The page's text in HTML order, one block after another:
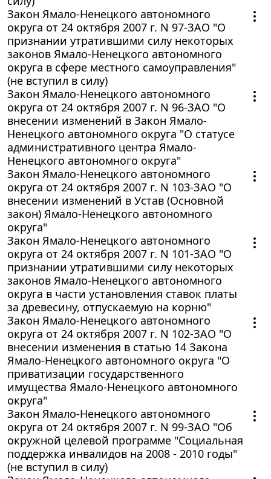
Закон Ямало-Ненецкого автономного
округа от 24 октября 2007 г. N 97-ЗАО "О
признании утратившими силу некоторых
законов Ямало-Ненецкого автономного
округа в сфере местного самоуправления"
(не вступил в силу)
Закон Ямало-Ненецкого автономного
округа от 24 октября 2007 г. N 96-ЗАО "О
внесении изменений в Закон Ямало-
Ненецкого автономного округа "О статусе
административного центра Ямало-
Ненецкого автономного округа"
Закон Ямало-Ненецкого автономного
округа от 24 октября 2007 г. N 103-ЗАО "О
внесении изменений в Устав (Основной
закон) Ямало-Ненецкого автономного
округа"
Закон Ямало-Ненецкого автономного
округа от 24 октября 2007 г. N 101-ЗАО "О
признании утратившими силу некоторых
законов Ямало-Ненецкого автономного
округа в части установления ставок платы
за древесину, отпускаемую на корню"
Закон Ямало-Ненецкого автономного
округа от 24 октября 2007 г. N 102-ЗАО "О
внесении изменения в статью 14 Закона
Ямало-Ненецкого автономного округа "О
приватизации государственного
имущества Ямало-Ненецкого автономного
округа"
Закон Ямало-Ненецкого автономного
округа от 24 октября 2007 г. N 99-ЗАО "Об
окружной целевой программе "Социальная
поддержка инвалидов на 2008 - 2010 годы"
(не вступил в силу)